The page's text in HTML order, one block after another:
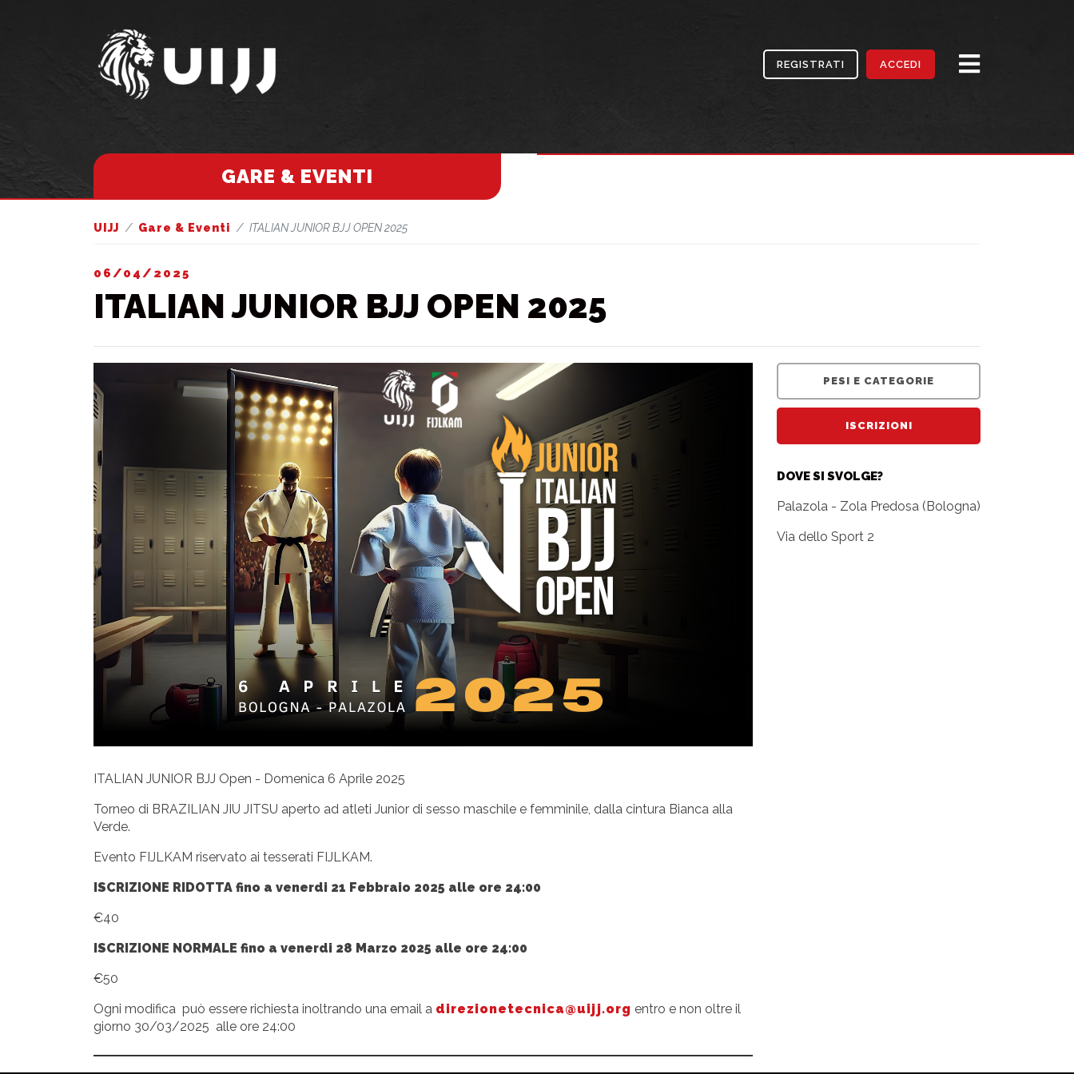
REGISTRATI ACCEDI
GARE & EVENTI
UIJJ Gare & Eventi ITALIAN JUNIOR BJJ OPEN 2025
06/04/2025
ITALIAN JUNIOR BJJ OPEN 2025
ITALIAN JUNIOR BJJ Open - Domenica 6 Aprile 2025
Torneo di BRAZILIAN JIU JITSU aperto ad atleti Junior di sesso maschile e femminile, dalla cintura Bianca alla
Verde.
Evento FIJLKAM riservato ai tesserati FIJLKAM.
ISCRIZIONE RIDOTTA fino a venerdi 21 Febbraio 2025 alle ore 24:00
€40
ISCRIZIONE NORMALE fino a venerdi 28 Marzo 2025 alle ore 24:00
€50
Ogni modifica può essere richiesta inoltrando una email a direzionetecnica@uijj.org entro e non oltre il
giorno 30/03/2025 alle ore 24:00
PESI E CATEGORIE
ISCRIZIONI
DOVE SI SVOLGE?
Palazola - Zola Predosa (Bologna)
Via dello Sport 2